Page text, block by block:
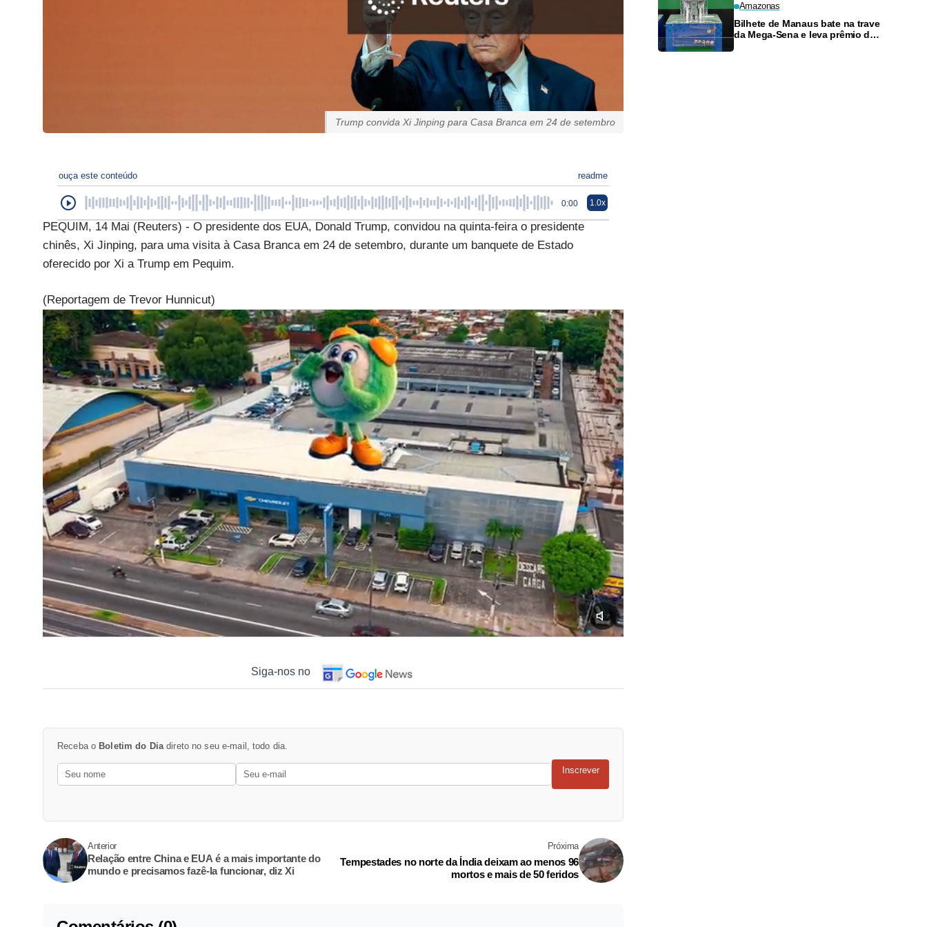
Trump convida Xi Jinping para Casa Branca em 24 de setembro
ouça este conteúdo readme
0:00 1.0x
PEQUIM, 14 Mai (Reuters) - O presidente dos EUA, Donald Trump, convidou na quinta-feira o presidente
chinês, Xi Jinping, para uma visita à Casa Branca em 24 de setembro, durante um banquete de Estado
oferecido por Xi a Trump em Pequim.
(Reportagem de Trevor Hunnicut)
Siga-nos no
Receba o Boletim do Diadireto no seu e-mail, todo dia.
Inscrever
Anterior
Relação entre China e EUA é a mais importante do
mundo e precisamos fazê-la funcionar, diz Xi
Próxima
Tempestades no norte da Índia deixam ao menos 96
mortos e mais de 50 feridos
Amazonas
Bilhete de Manaus bate na trave
da Mega-Sena e leva prêmio de